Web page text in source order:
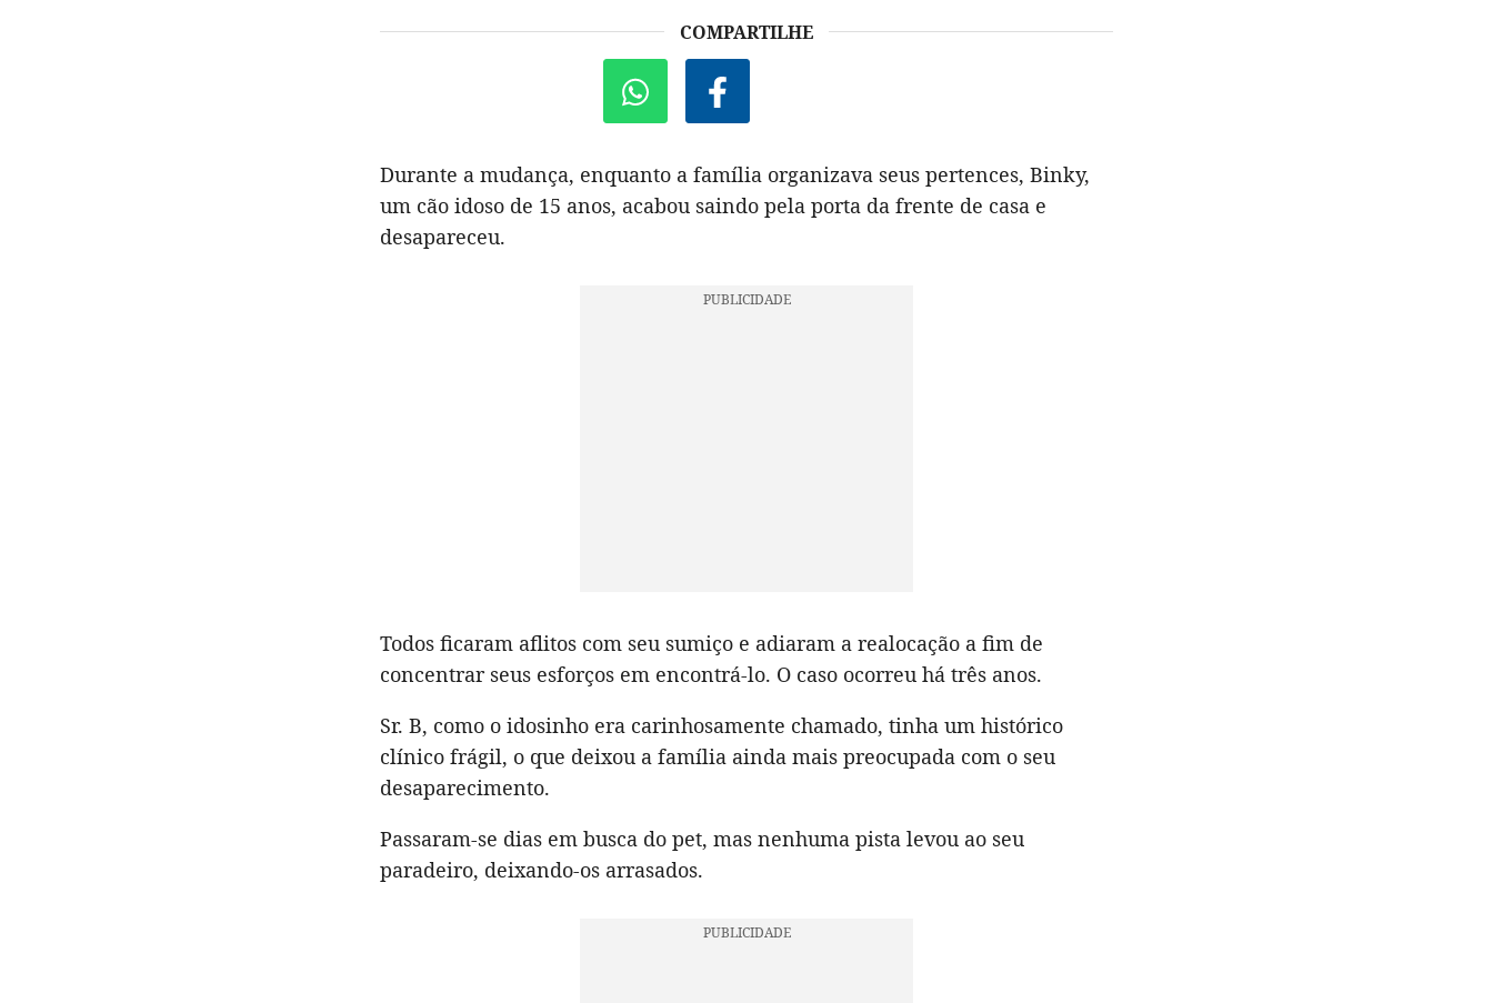
COMPARTILHE
Durante a mudança, enquanto a família organizava seus pertences, Binky,
um cão idoso de 15 anos, acabou saindo pela porta da frente de casa e
desapareceu.
Todos ficaram aflitos com seu sumiço e adiaram a realocação a fim de
concentrar seus esforços em encontrá-lo. O caso ocorreu há três anos.
Sr. B, como o idosinho era carinhosamente chamado, tinha um histórico
clínico frágil, o que deixou a família ainda mais preocupada com o seu
desaparecimento.
Passaram-se dias em busca do pet, mas nenhuma pista levou ao seu
paradeiro, deixando-os arrasados.